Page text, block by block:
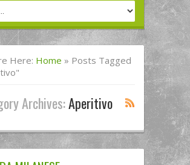
Here: Home » Posts Tagged
Archives:Aperitivo